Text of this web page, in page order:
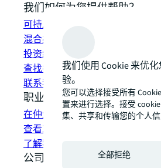
我们如何为您提供帮助？
可持发展解决方案
混合办公空间解决方案
投资组合管理
查找并租赁空间
联系我们
职业发展
在仲量联行工作
查看工作机会
了解我们的员工
公司信息
我们使用 Cookie 来优
验。
您可以选择接受所有
置来进行选择。接受
集、共享和传输您的个人
全部拒绝